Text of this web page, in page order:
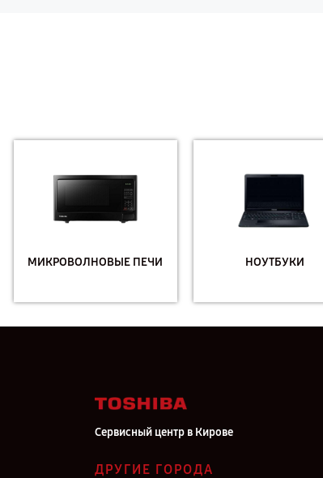
МИКРОВОЛНОВЫЕ ПЕЧИ НОУТБУКИ
Сервисный центр в Кирове
ДРУГИЕ ГОРОДА